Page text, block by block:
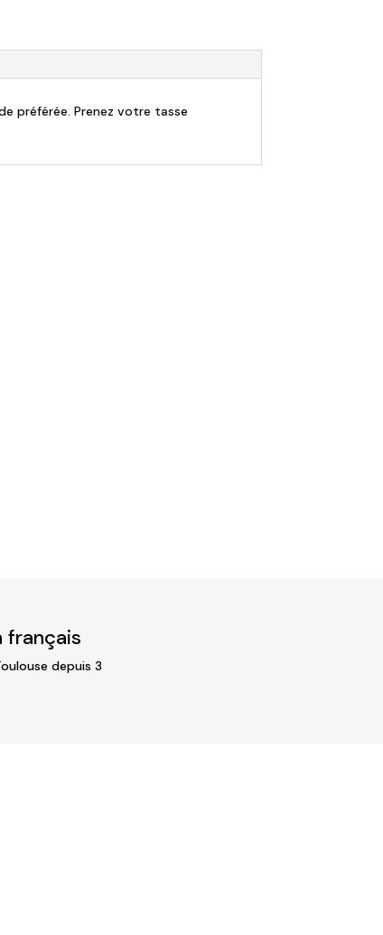
préférée. Prenez votre tasse
français
depuis 3